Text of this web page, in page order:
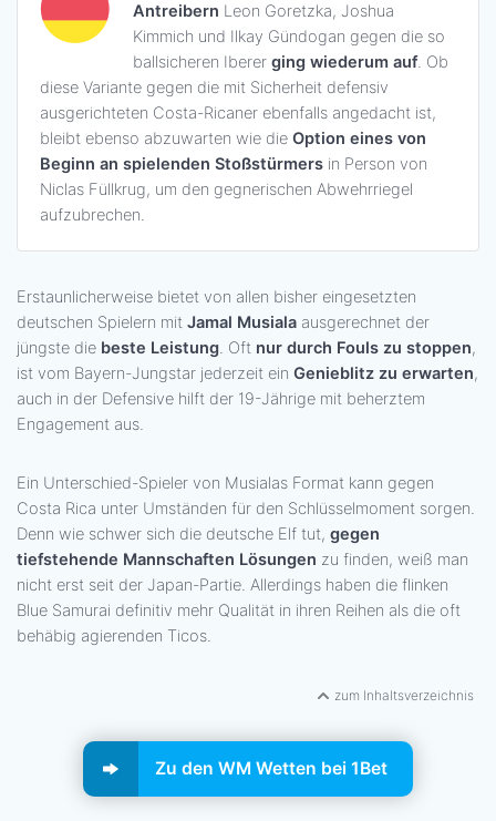
Antreibern Leon Goretzka, Joshua
Kimmich und Ilkay Gündogan gegen die so
ballsicheren Iberer ging wiederum auf. Ob
diese Variante gegen die mit Sicherheit defensiv
ausgerichteten Costa-Ricaner ebenfalls angedacht ist,
bleibt ebenso abzuwarten wie die Option eines von
Beginn an spielenden Stoßstürmers in Person von
Niclas Füllkrug, um den gegnerischen Abwehrriegel
aufzubrechen.
Erstaunlicherweise bietet von allen bisher eingesetzten
deutschen Spielern mit Jamal Musiala ausgerechnet der
jüngste die beste Leistung. Oft nur durch Fouls zu stoppen,
ist vom Bayern-Jungstar jederzeit ein Genieblitz zu erwarten,
auch in der Defensive hilft der 19-Jährige mit beherztem
Engagement aus.
Ein Unterschied-Spieler von Musialas Format kann gegen
Costa Rica unter Umständen für den Schlüsselmoment sorgen.
Denn wie schwer sich die deutsche Elf tut, gegen
tiefstehende Mannschaften Lösungen zu finden, weiß man
nicht erst seit der Japan-Partie. Allerdings haben die flinken
Blue Samurai definitiv mehr Qualität in ihren Reihen als die oft
behäbig agierenden Ticos.
zum Inhaltsverzeichnis
Zu den WM Wetten bei 1Bet